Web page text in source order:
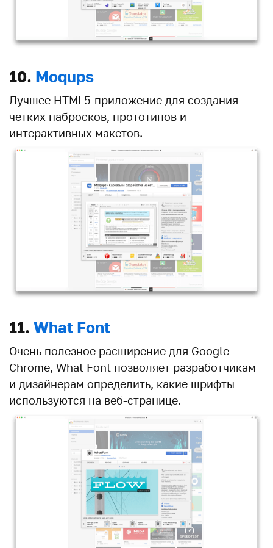
10. Moqups
Лучшее HTML5-приложение для создания
четких набросков, прототипов и
интерактивных макетов.
11. What Font
Очень полезное расширение для Google
Chrome, What Font позволяет разработчикам
и дизайнерам определить, какие шрифты
используются на веб-странице.